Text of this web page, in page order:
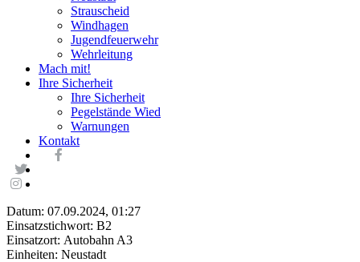
Strauscheid
Windhagen
Jugendfeuerwehr
Wehrleitung
Mach mit!
Ihre Sicherheit
Ihre Sicherheit
Pegelstände Wied
Warnungen
Kontakt
Datum: 07.09.2024, 01:27
Einsatzstichwort: B2
Einsatzort: Autobahn A3
Einheiten: Neustadt